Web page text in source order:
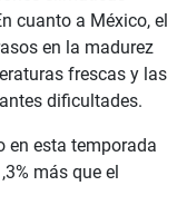
cuanto a México, el
en la madurez
frescas y las
dificultades.
en esta temporada
más que el